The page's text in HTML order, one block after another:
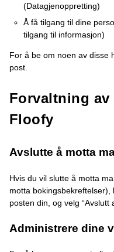
(Datagjenoppretting)
Å få tilgang til dine
tilgang til informasjon)
For å be om noen av disse
post.
Forvaltning av
Floofy
Avslutte å motta
Hvis du vil slutte å motta
motta
posten din, og velg “Avslutt
Administrere dine